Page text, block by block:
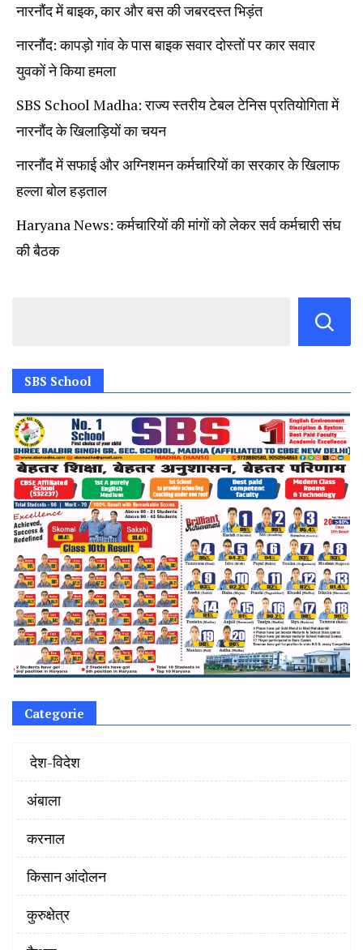
नारनौंद में बाइक, कार और बस की जबरदस्त भिड़ंत
नारनौंद: कापड़ो गांव के पास बाइक सवार दोस्तों पर कार सवार
युवकों ने किया हमला
SBS School Madha: राज्य स्तरीय टेबल टेनिस प्रतियोगिता में
नारनौंद के खिलाड़ियों का चयन
नारनौंद में सफाई और अग्निशमन कर्मचारियों का सरकार के खिलाफ
हल्ला बोल हड़ताल
Haryana News: कर्मचारियों की मांगों को लेकर सर्व कर्मचारी संघ
की बैठक
SBS School
Categorie
‌ देश-विदेश
अंबाला
करनाल
किसान आंदोलन
कुरुक्षेत्र